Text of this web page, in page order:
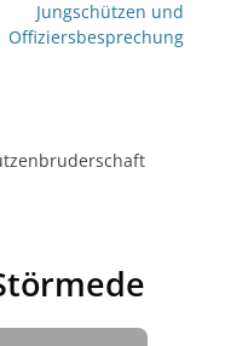
Jungschützen und
Offiziersbesprechung